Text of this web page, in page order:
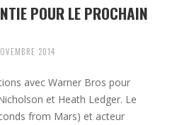
POUR LE PROCHAIN
2014
avec Warner Bros pour
et Heath Ledger. Le
from Mars) et acteur